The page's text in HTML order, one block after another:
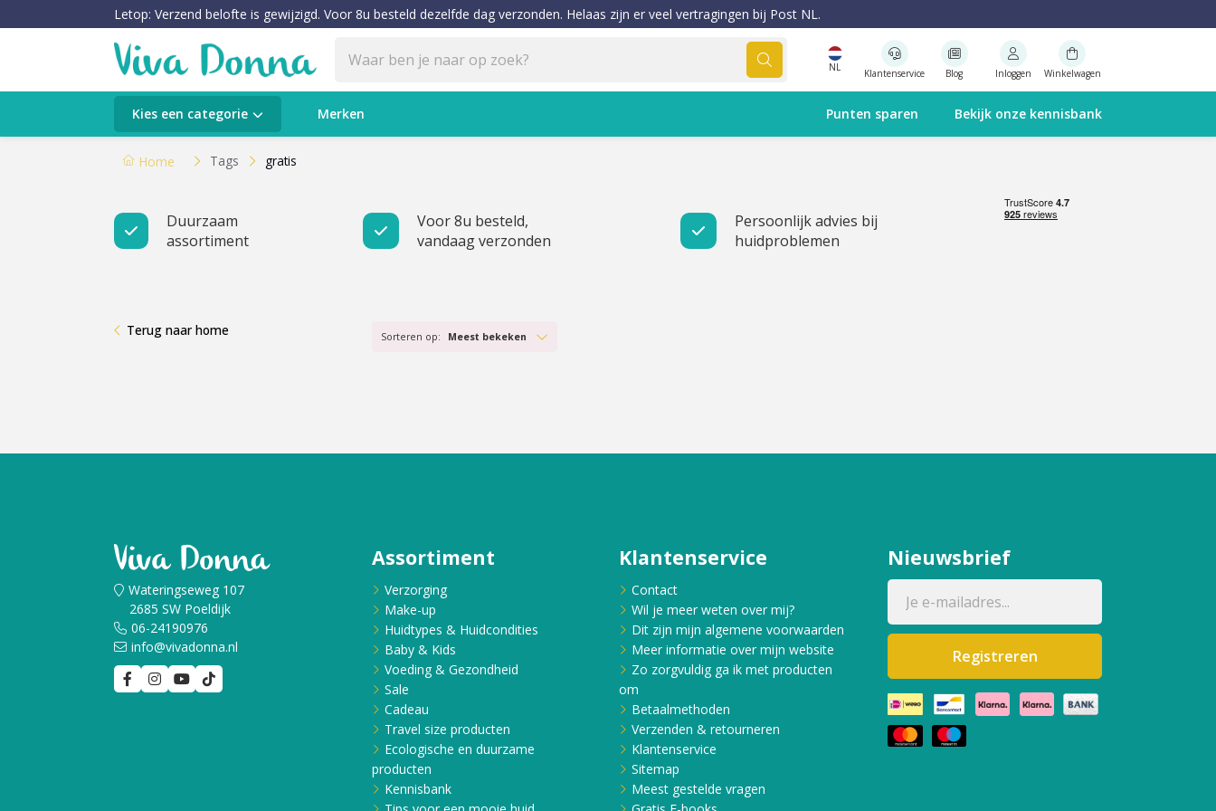
Letop: Verzend belofte is gewijzigd. Voor 8u besteld dezelfde dag verzonden. Helaas zijn er veel vertragingen bij Post NL.
NL Klantenservice Blog Inloggen Winkelwagen
Kies een categorie Merken Punten sparen Bekijk onze kennisbank
Categorieën
Verzorging
Huidtypes & Huidcondities
Voeding & Gezondheid
Schrijf je nu in voor Beauty News
Home Tags gratis
Duurzaam
assortiment
Voor 8u besteld,
vandaag verzonden
Persoonlijk advies bij
huidproblemen
Terug naar home Sorteren op: Meest bekeken
Wateringseweg 107
2685 SW Poeldijk
06-24190976
info@vivadonna.nl
Assortiment
Verzorging
Make-up
Huidtypes & Huidcondities
Baby & Kids
Voeding & Gezondheid
Sale
Cadeau
Travel size producten
Ecologische en duurzame
producten
Kennisbank
Klantenservice
Contact
Wil je meer weten over mij?
Dit zijn mijn algemene voorwaarden
Meer informatie over mijn website
Zo zorgvuldig ga ik met producten
om
Betaalmethoden
Verzenden & retourneren
Klantenservice
Sitemap
Meest gestelde vragen
Nieuwsbrief
Registreren